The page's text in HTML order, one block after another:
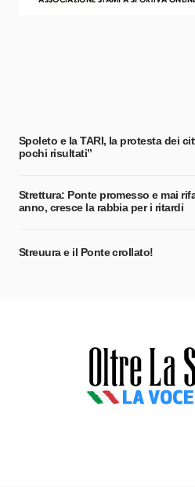
Spoleto e la TARI, la protesta dei
pochi risultati”
Strettura: Ponte promesso e mai
anno, cresce la rabbia per i ritardi
Streuura e il Ponte crollato!